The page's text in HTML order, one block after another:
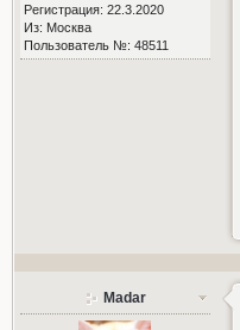
Регистрация: 22.3.2020
Из: Москва
Пользователь №: 48511
Madar